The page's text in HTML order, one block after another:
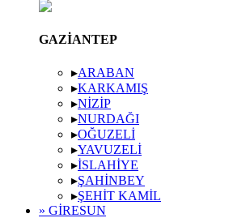
GAZIANTEP
▸ARABAN
▸KARKAMIŞ
▸NIZIP
▸NURDAĞI
▸OĞUZELI
▸YAVUZELI
▸İSLAHIYE
▸ŞAHINBEY
▸ŞEHIT KAMIL
» GIRESUN